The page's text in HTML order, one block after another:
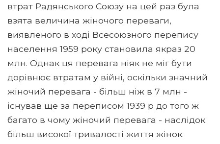
втрат Радянського Союзу на цей раз була
взята величина жіночого переваги,
виявленого в ході Всесоюзного перепису
населення 1959 року становила якраз 20
млн. Однак ця перевага ніяк не міг бути
дорівнює втратам у війні, оскільки значний
жіночий перевага - більш ніж в 7 млн ​​-
існував ще за переписом 1939 р до того ж
багато в чому жіночий перевага - наслідок
більш високої тривалості життя жінок.